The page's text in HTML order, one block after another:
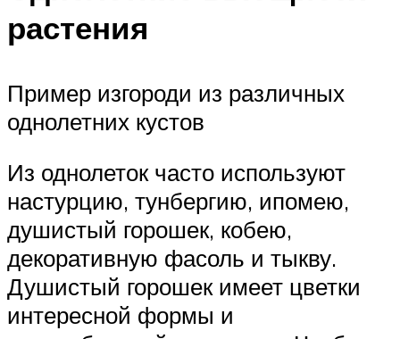
растения
Пример изгороди из различных
однолетних кустов
Из однолеток часто используют
настурцию, тунбергию, ипомею,
душистый горошек, кобею,
декоративную фасоль и тыкву.
Душистый горошек имеет цветки
интересной формы и